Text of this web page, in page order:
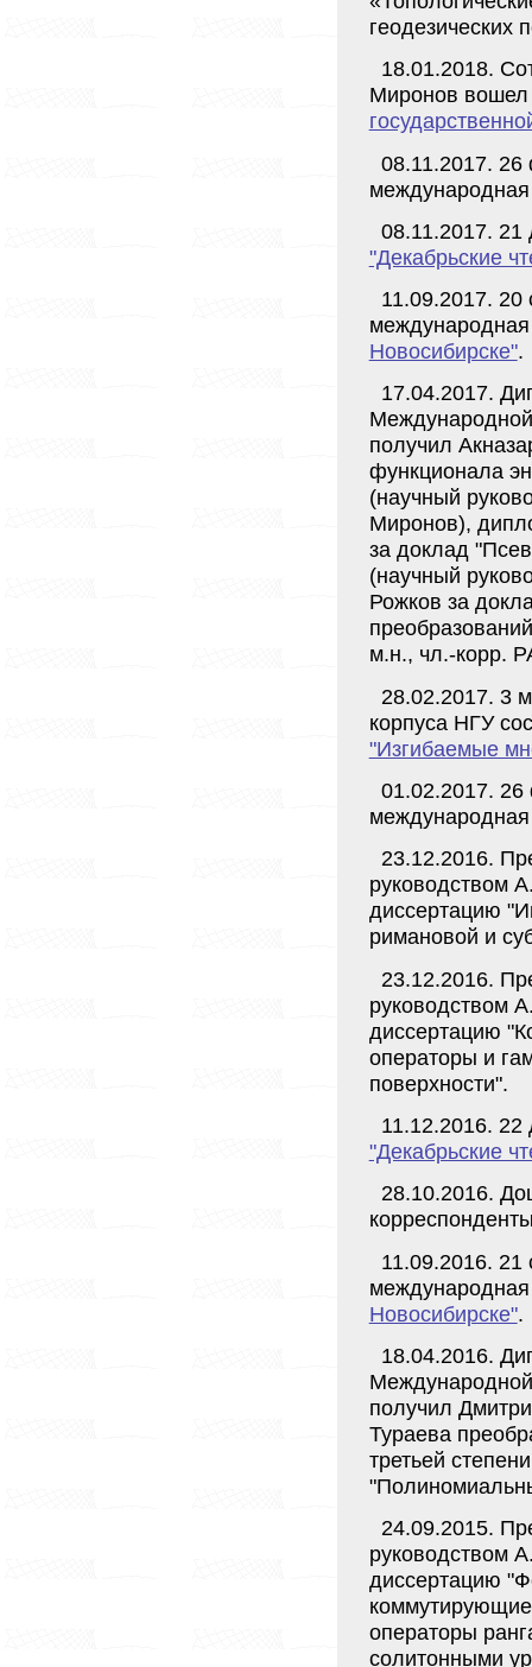
геодезических
18.01.2018.
Миронов вошел
08.11.2017. 26
08.11.2017. 21
"Декабрьские
11.09.2017. 20
Новосибирске".
17.04.2017.
получил
функционала
(научный
Миронов),
за доклад
(научный
Рожков за
м.н., чл.-корр.
28.02.2017. 3
корпуса НГУ
"Изгибаемые
01.02.2017.
23.12.2016.
руководством
диссертацию
римановой и
23.12.2016.
руководством
диссертацию
операторы и
поверхности".
11.12.2016. 22
"Декабрьские
28.10.2016.
11.09.2016. 21
Новосибирске".
18.04.2016.
получил
Тураева
третьей
24.09.2015.
руководством
диссертацию
операторы
солитонными